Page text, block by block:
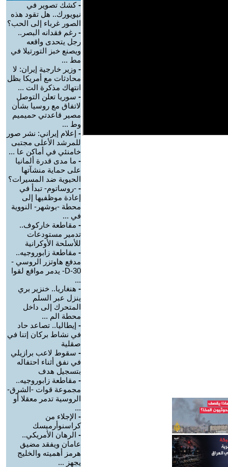
-كشك تصوير في
نيويورك.. هل تقود هذه
الصور غرباء إلى الحب؟
- رغم فقدانه البصر..
رجل يتحدى واقعه
ويصنع خبز التورتيلا في
مط ...
- وزير خارجية إيران: لا
محادثات مع أمريكا بظل
انتهاك مذكرة الت ...
- سوريا تعلن التوصل
لاتفاق مع روسيا بشأن
مصير قاعدتي حميميم
وط ...
- إعلام إيراني: نشر صور
للمرشد الأعلى مجتبى
خامنئي في أماكن عا ...
- ما مدى قدرة ألمانيا
على حماية منشآتها
الحيوية ضد المسيرات؟
- -روساتوم- تبدأ في
إعادة موظفيها إلى
محطة -بوشهر- النووية
في ...
- مقاطعة خاركوف..
تدمير مستودعات
للأسلحة الأوكرانية
- مقاطعة زابوروجيه..
مدفع هاوتزر الروسي -
D-30- يدمر مواقع لقوا
...
- هنغاريا.. خنزير بري
ينزل عبر السلم
المتحرك إلى داخل
محطة الم ...
- إيطاليا.. تصاعد حاد
في نشاط بركان إتنا في
صقلية
- سقوط لاعب برازيلي
في نفق أثناء احتفاله
بتسجيل هدف
- مقاطعة زابوروجيه..
مجموعة قوات -الشرق-
الروسية تدمر معقلا أو
...
- الإجلاء من
كراسنوأرميسك
- الرهان الأمريكي..
عامان ويفقد مضيق
هرمز أهميته والخليج
يجهز ...